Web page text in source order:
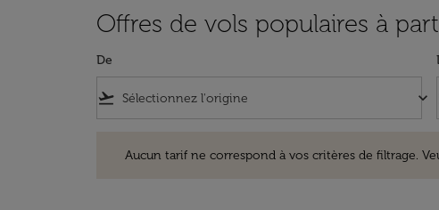
Offres de vols populaires à
De
flight_takeoff keyboard_arrow_down
Aucun tarif ne correspond à vos critères de filtrage.